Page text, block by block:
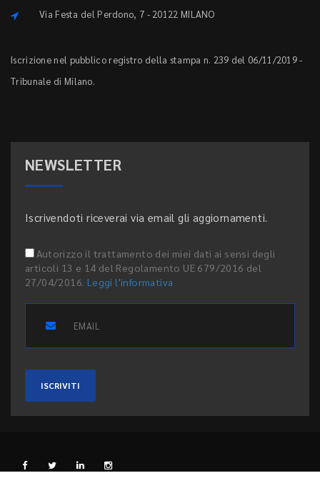
Via Festa del Perdono, 7 - 20122 MILANO
Iscrizione nel pubblico registro della stampa n. 239 del 06/11/2019 -
Tribunale di Milano.
NEWSLETTER
Iscrivendoti riceverai via email gli aggiornamenti.
Autorizzo il trattamento dei miei dati ai sensi degli
articoli 13 e 14 del Regolamento UE 679/2016 del
27/04/2016. Leggi l'informativa
ISCRIVITI